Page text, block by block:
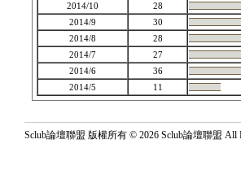
2014/10
28
2014/9
30
2014/8
28
2014/7
27
2014/6
36
2014/5
11
Sclub論壇聯盟 版權所有 © 2026 Sclub論壇聯盟 All